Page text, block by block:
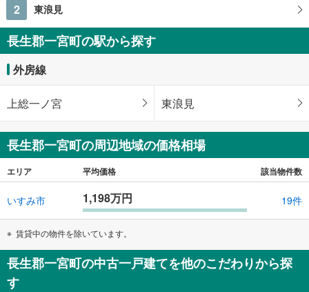
2 東浪見
長生郡一宮町の駅から探す
外房線
上総一ノ宮 東浪見
長生郡一宮町の周辺地域の価格相場
エリア 平均価格 該当物件数
いすみ市 1,198万円 19件
賃貸中の物件を除いています。
長生郡一宮町の中古一戸建てを他のこだわりから探
す